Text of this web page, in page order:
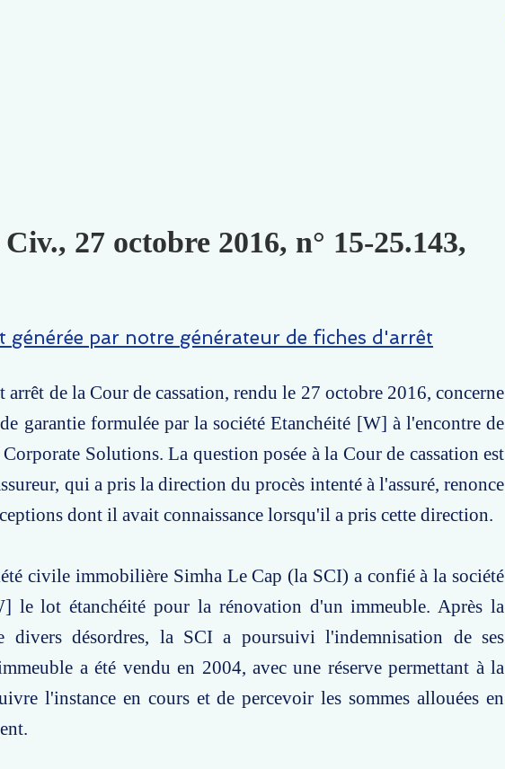
Civ., 27 octobre 2016, n° 15-25.143,
générée par notre générateur de fiches d'arrêt
arrêt de la Cour de cassation, rendu le 27 octobre 2016, concerne
garantie formulée par la société Etanchéité [W] à l'encontre de
Solutions. La question posée à la Cour de cassation est
qui a pris la direction du procès intenté à l'assuré, renonce
dont il avait connaissance lorsqu'il a pris cette direction.
civile immobilière Simha Le Cap (la SCI) a confié à la société
le lot étanchéité pour la rénovation d'un immeuble. Après la
divers désordres, la SCI a poursuivi l'indemnisation de ses
a été vendu en 2004, avec une réserve permettant à la
l'instance en cours et de percevoir les sommes allouées en